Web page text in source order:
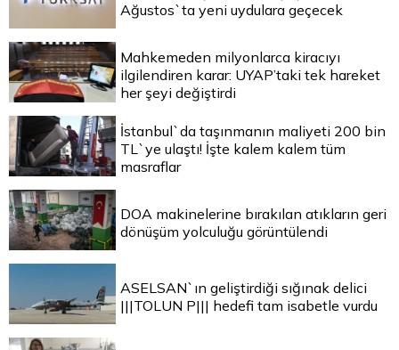
Ağustos`ta yeni uydulara geçecek
Mahkemeden milyonlarca kiracıyı
ilgilendiren karar: UYAP’taki tek hareket
her şeyi değiştirdi
İstanbul`da taşınmanın maliyeti 200 bin
TL`ye ulaştı! İşte kalem kalem tüm
masraflar
DOA makinelerine bırakılan atıkların geri
dönüşüm yolculuğu görüntülendi
ASELSAN`ın geliştirdiği sığınak delici
|||TOLUN P||| hedefi tam isabetle vurdu